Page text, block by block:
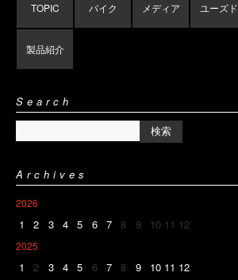
TOPIC バイク メディア ユーズド
製品紹介
Search
Archives
2026
1 2 3 4 5 6 7 8 9 10 11 12
2025
1 2 3 4 5 6 7 8 9 10 11 12